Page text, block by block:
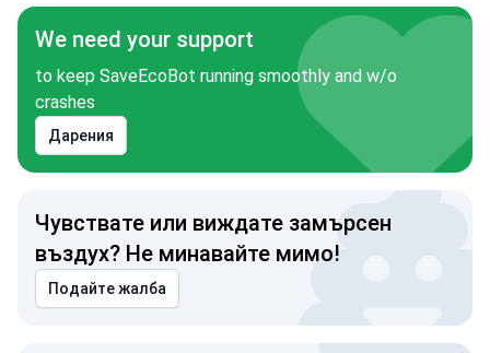
We need your support
to keep SaveEcoBot running smoothly and w/o
crashes
Дарения
Чувствате или виждате замърсен
въздух? Не минавайте мимо!
Подайте жалба